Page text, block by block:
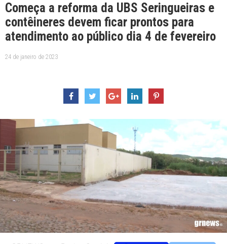
Começa a reforma da UBS Seringueiras e
contêineres devem ficar prontos para
atendimento ao público dia 4 de fevereiro
24 de janeiro de 2023